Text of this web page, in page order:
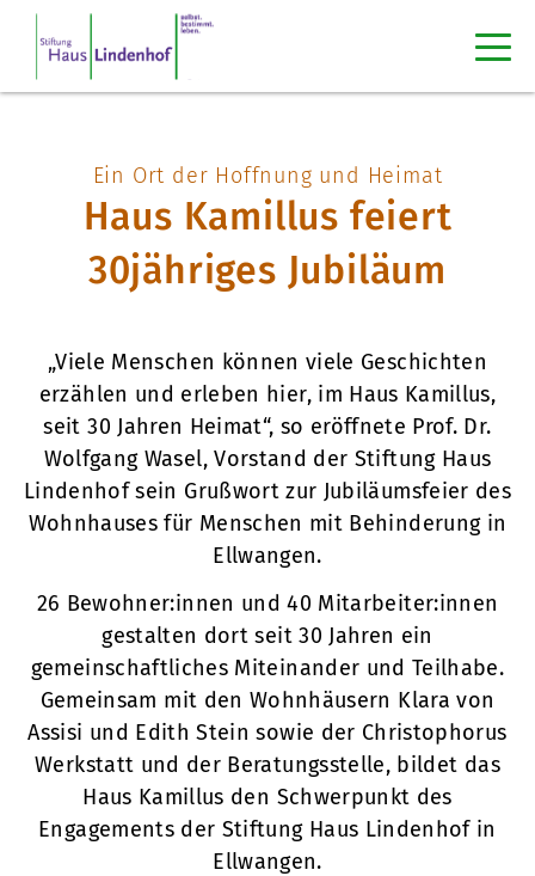
Ein Ort der Hoffnung und Heimat
Haus Kamillus feiert
30jähriges Jubiläum
„Viele Menschen können viele Geschichten
erzählen und erleben hier, im Haus Kamillus,
seit 30 Jahren Heimat“, so eröffnete Prof. Dr.
Wolfgang Wasel, Vorstand der Stiftung Haus
Lindenhof sein Grußwort zur Jubiläumsfeier des
Wohnhauses für Menschen mit Behinderung in
Ellwangen.
26 Bewohner:innen und 40 Mitarbeiter:innen
gestalten dort seit 30 Jahren ein
gemeinschaftliches Miteinander und Teilhabe.
Gemeinsam mit den Wohnhäusern Klara von
Assisi und Edith Stein sowie der Christophorus
Werkstatt und der Beratungsstelle, bildet das
Haus Kamillus den Schwerpunkt des
Engagements der Stiftung Haus Lindenhof in
Ellwangen.